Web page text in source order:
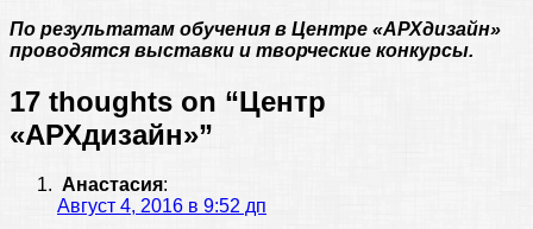
По результатам обучения в Центре «АРХдизайн»
проводятся выставки и творческие конкурсы.
17 thoughts on “Центр
«АРХдизайн»”
Анастасия:
Август 4, 2016 в 9:52 дп